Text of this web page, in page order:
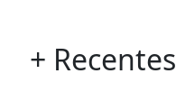
+ Recentes